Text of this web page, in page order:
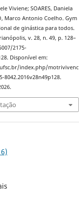
Viviene; SOARES, Daniela
Marco Antonio Coelho. Gym
de ginástica para todos.
v. 28, n. 49, p. 128–
2175-
Disponível em:
index.php/motrivivenc